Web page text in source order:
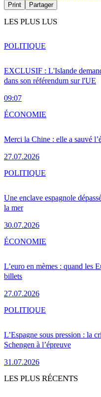
Print Partager
LES PLUS LUS
EXCLUSIF : L'Islande
dans son référendum sur l'UE
09:07
POLITIQUE
Merci la Chine : elle a sauvé
27.07.2026
ÉCONOMIE
Une enclave espagnole
la mer
30.07.2026
POLITIQUE
L’euro en mèmes : quand les
billets
27.07.2026
ÉCONOMIE
L’Espagne sous pression : la
Schengen à l’épreuve
31.07.2026
POLITIQUE
LES PLUS RÉCENTS